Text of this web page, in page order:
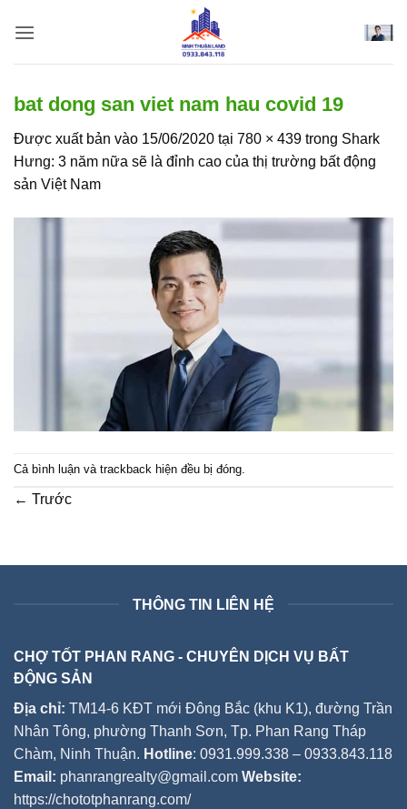
qua
bat dong san viet nam hau covid 19
Được xuất bản vào 15/06/2020 tại 780 × 439 trong Shark
Hưng: 3 năm nữa sẽ là đỉnh cao của thị trường bất động
sản Việt Nam
Cả bình luận và trackback hiện đều bị đóng.
← Trước
THÔNG TIN LIÊN HỆ
CHỢ TỐT PHAN RANG - CHUYÊN DỊCH VỤ BẤT
ĐỘNG SẢN
Địa chỉ: TM14-6 KĐT mới Đông Bắc (khu K1), đường Trần
Nhân Tông, phường Thanh Sơn, Tp. Phan Rang Tháp
Chàm, Ninh Thuận. Hotline: 0931.999.338 – 0933.843.118
Email: phanrangrealty@gmail.com Website:
https://chototphanrang.com/